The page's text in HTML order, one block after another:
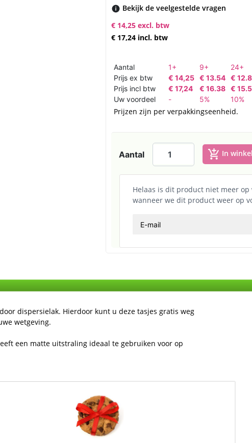
Bekijk de veelgestelde vragen
€ 14,25 excl. btw
€ 17,24 incl. btw
Aantal 1+ 9+ 24+
Prijs ex btw
€ 14,25 € 13.54 €
Prijs incl btw
€ 17,24 € 16.38 €
Uw voordeel
- 5% 10%
Prijzen zijn per verpakkingseenheid.
Aantal add_shopping_cart In
Helaas is dit product niet meer
wanneer we dit product weer op
dispersielak. Hierdoor kunt u deze tasjes gratis weg
wetgeving.
een matte uitstraling ideaal te gebruiken voor op
in diverse maten.
weg geven aan uw klanten ivm de wetgeving